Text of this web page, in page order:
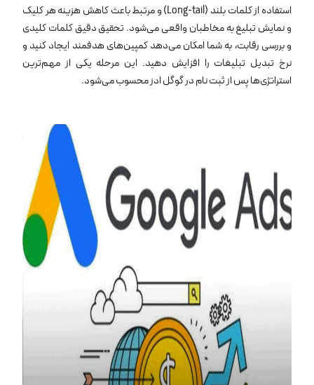
استفاده از کلمات بلند (Long-tail) و مرتبط باعث کاهش هزینه هر کلیک
و نمایش تبلیغ به مخاطبان واقعی می‌شود. تحقیق دقیق کلمات کلیدی
و بررسی رقابت، به شما امکان می‌دهد کمپین‌های هدفمند ایجاد کنید و
نرخ تبدیل تبلیغات را افزایش دهید. این مرحله یکی از مهم‌ترین
استراتژی‌ها پس از ثبت نام در گوگل ادز محسوب می‌شود.